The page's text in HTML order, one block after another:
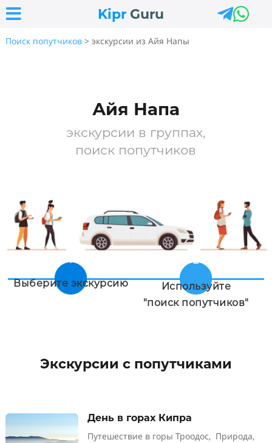
Kipr Guru
 
Поиск попутчиков> экскурсии из Айя Напы
Айя Напа
экскурсии в группах,
поиск попутчиков

1
Выберите экскурсию 
2
Используйте
"поиск попутчиков"
Экскурсии с попутчиками
День в горах Кипра
Путешествие в горы Троодос, Природа,